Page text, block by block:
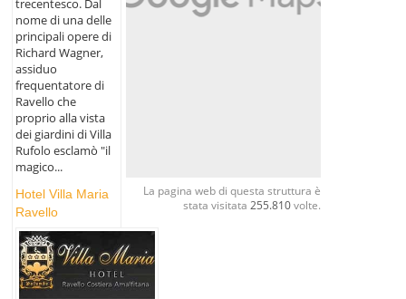
trecentesco. Dal
nome di una delle
principali opere di
Richard Wagner,
assiduo
frequentatore di
Ravello che
proprio alla vista
dei giardini di Villa
Rufolo esclamò "il
magico...
Hotel Villa Maria
Ravello
La pagina web di questa struttura è
stata visitata 255.810volte.